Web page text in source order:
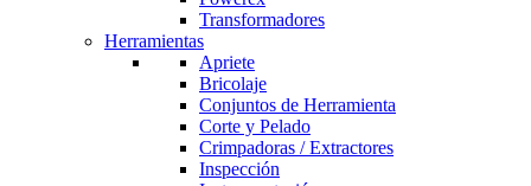
Transformadores
Herramientas
Apriete
Bricolaje
Conjuntos de Herramienta
Corte y Pelado
Crimpadoras / Extractores
Inspección